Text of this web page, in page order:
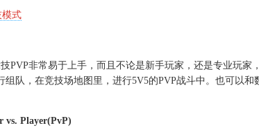
模式
非常易于上手，而且不论是新手玩家，还是专业玩家
组队，在竞技场地图里，进行5V5的PVP战斗中。也可以和
Player(PvP)